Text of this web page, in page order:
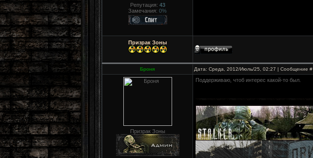
Репутация: 43
Замечания: 0%
Призрак Зоны
Броня Дата: Среда, 2012/Июль/25, 02:27 | Сообщение #
Призрак Зоны
Поддерживаю, чтоб интерес какой-то был.